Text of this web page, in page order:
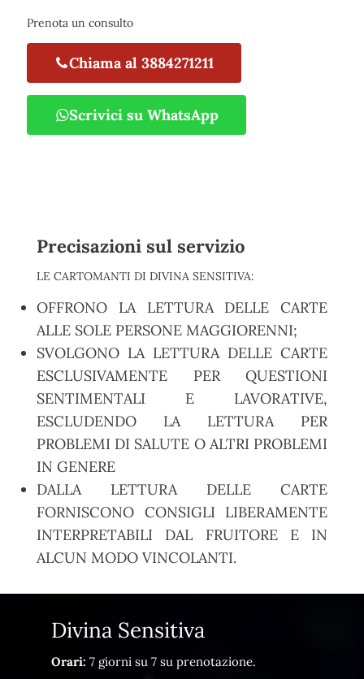
Prenota un consulto
Chiama al 3884271211
Scrivici su WhatsApp
Precisazioni sul servizio
LE CARTOMANTI DI DIVINA SENSITIVA:
OFFRONO LA LETTURA DELLE CARTE
ALLE SOLE PERSONE MAGGIORENNI;
SVOLGONO LA LETTURA DELLE CARTE
ESCLUSIVAMENTE PER QUESTIONI
SENTIMENTALI E LAVORATIVE,
ESCLUDENDO LA LETTURA PER
PROBLEMI DI SALUTE O ALTRI PROBLEMI
IN GENERE
DALLA LETTURA DELLE CARTE
FORNISCONO CONSIGLI LIBERAMENTE
INTERPRETABILI DAL FRUITORE E IN
ALCUN MODO VINCOLANTI.
Divina Sensitiva
Orari: 7 giorni su 7 su prenotazione.